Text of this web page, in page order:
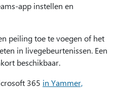
app instellen en
peiling toe te voegen of het
in livegebeurtenissen. Een
beschikbaar.
365 in Yammer,